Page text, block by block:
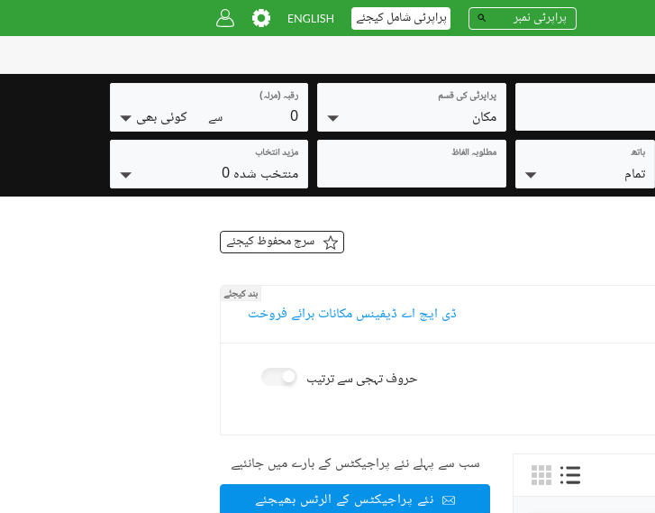
پراپرٹی شامل کیجئے
پراپرٹی کی قسم
مکان
رقبہ (مرلہ)
0 سے کوئی بھی
باتھ
تمام
مطلوبہ الفاظ مزید انتخاب
منتخب شدہ 0
سرچ محفوظ کیجئے
ڈی ایچ اے ڈیفینس مکانات برائے فروخت
بند کیجئے
حروف تہجی سے ترتیب
سب سے پہلے نئے پراجیکٹس کے بارے میں جانئیے
نئے پراجیکٹس کے الرٹس بھیجئے